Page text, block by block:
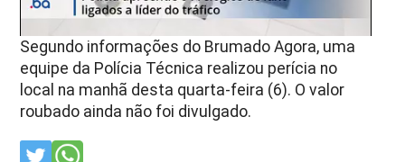
Segundo informações do Brumado Agora, uma
equipe da Polícia Técnica realizou perícia no
local na manhã desta quarta-feira (6). O valor
roubado ainda não foi divulgado.